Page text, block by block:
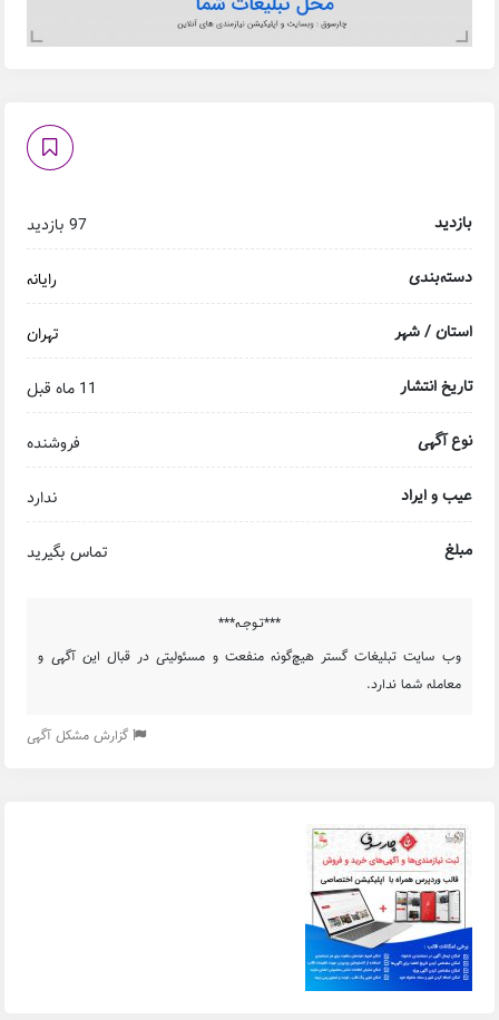
بازدید 97 بازدید
دسته‌بندی رایانه
استان / شهر تهران
تاریخ انتشار 11 ماه قبل
نوع آگهی فروشنده
عیب و ایراد ندارد
مبلغ تماس بگیرید
***تـوجـه***
وب سایت تبلیغات گستر هیچ‌گونه منفعت و مسئولیتی در قبال این آگهی و
معامله شما ندارد.
گزارش مشکل آگهی